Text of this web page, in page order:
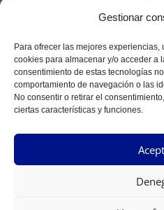
Gestionar
Para ofrecer las mejores
cookies para almacenar y/o acceder a
consentimiento de estas tecnologías
comportamiento de navegación o las
No consentir o retirar el
ciertas características y funciones.
SUSCRÍBETE
Facebook
Instagram
YouTube